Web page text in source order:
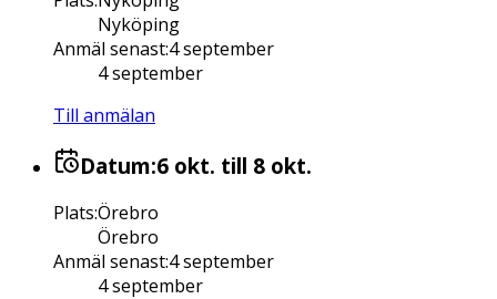
Nyköping
Anmäl senast:4 september
4 september
Till anmälan
Datum:6 okt. till 8 okt.
Plats:Örebro
Örebro
Anmäl senast:4 september
4 september